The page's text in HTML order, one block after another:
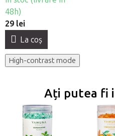
48h)
29 lei
La coş
High-contrast mode
Ați putea fi